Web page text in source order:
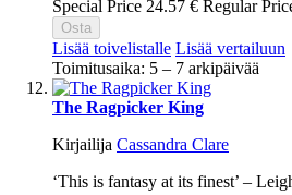
Special Price 24.57 € Regular
Osta
Lisää toivelistalle Lisää vertailuun
Toimitusaika: 5 – 7 arkipäivää
The Ragpicker King
Kirjailija Cassandra Clare
‘This is fantasy at its finest’ –